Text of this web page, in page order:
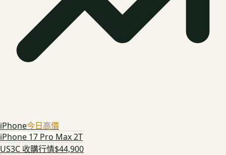
iPhone今日高價
iPhone 17 Pro Max 2T
US3C 收購行情$44,900